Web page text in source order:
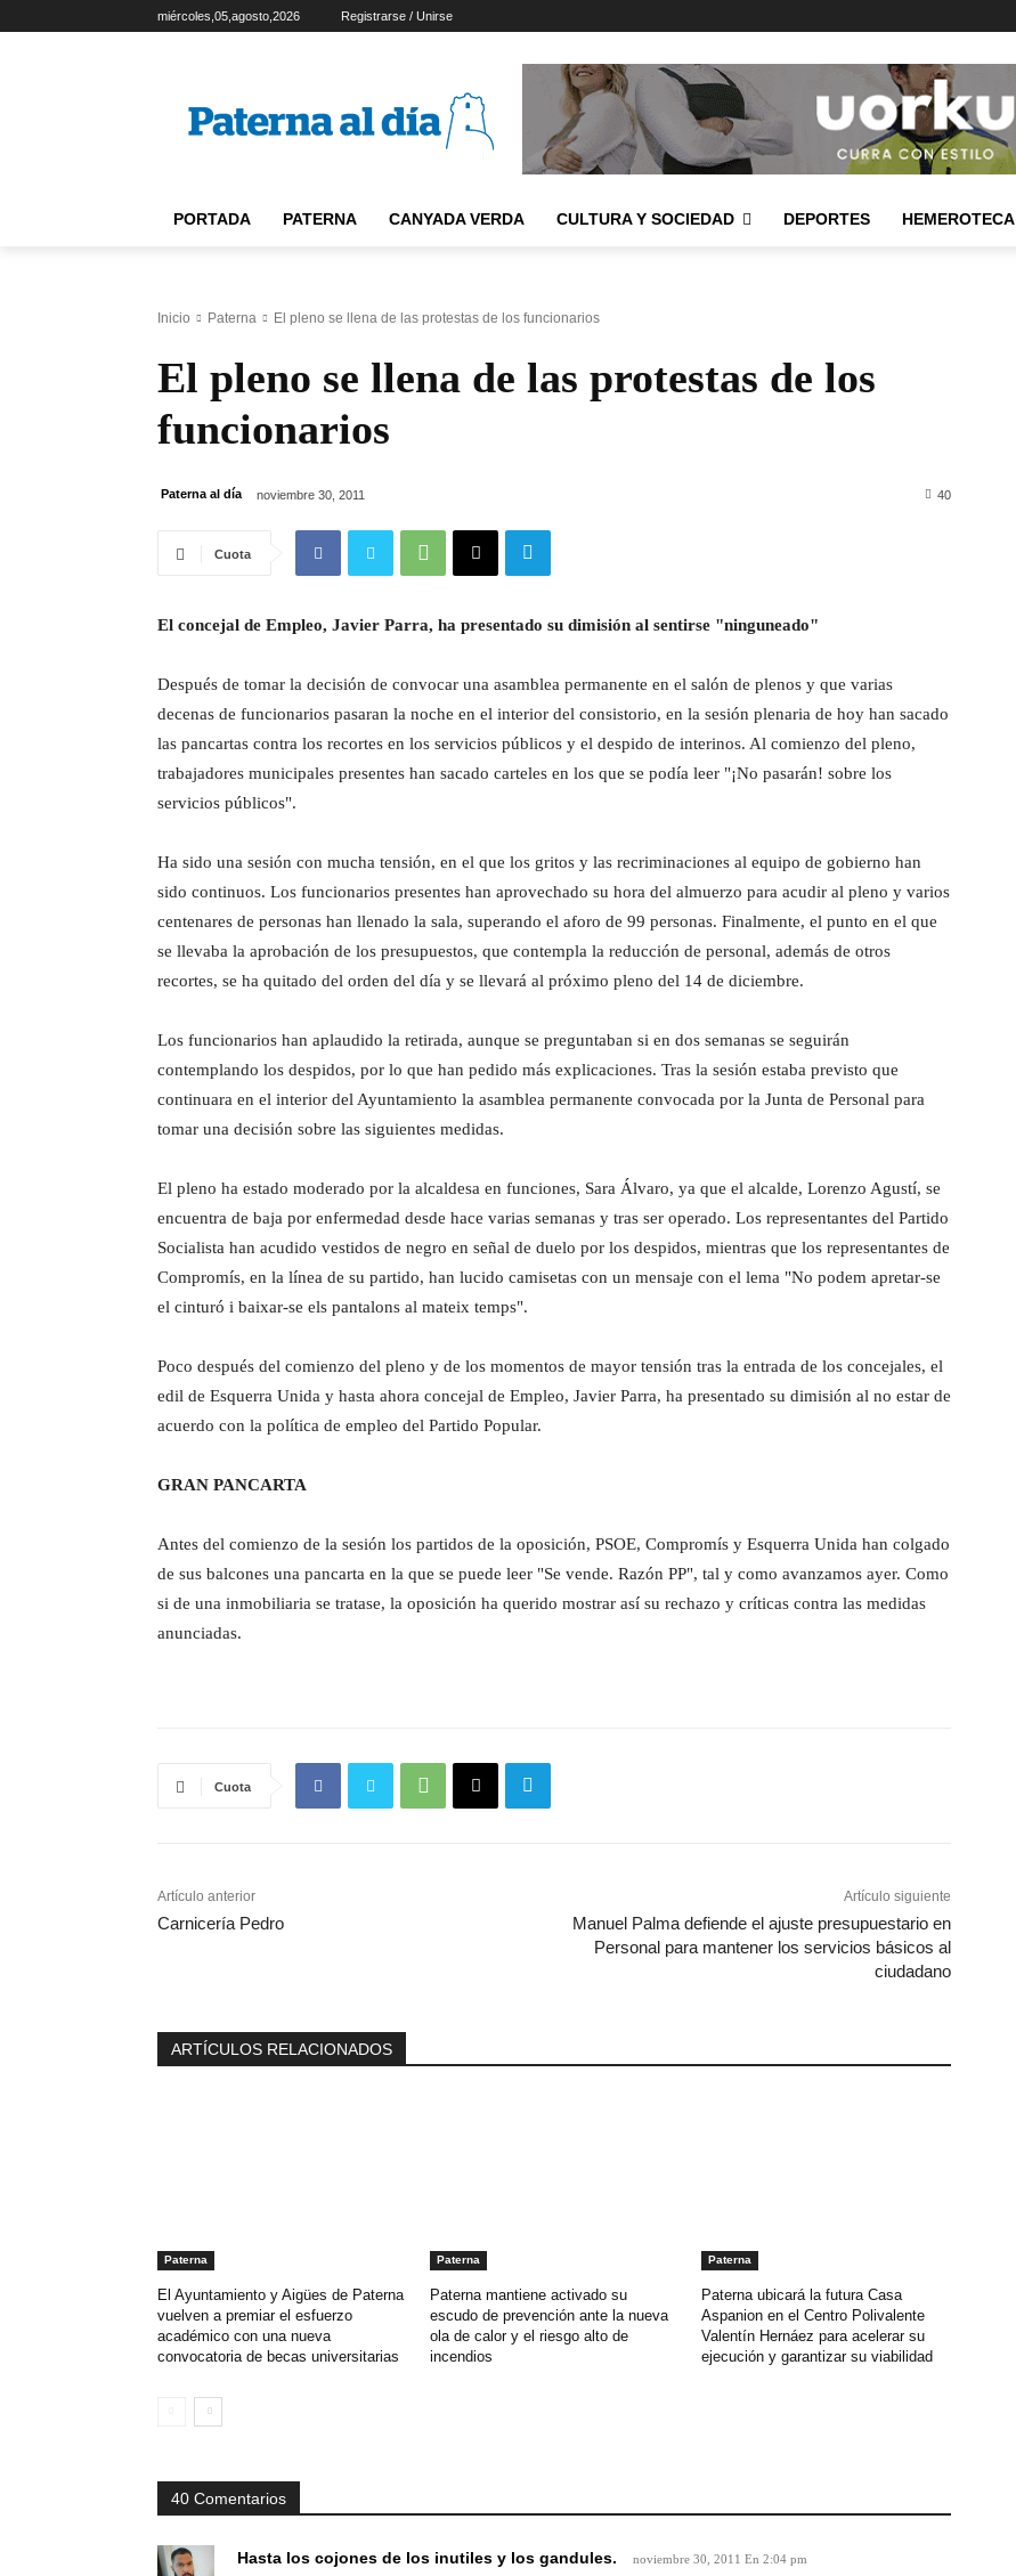
miércoles,05,agosto,2026 Registrarse / Unirse
PORTADA PATERNA CANYADA VERDA CULTURA Y SOCIEDAD DEPORTES HEMEROTECA
Inicio Paterna El pleno se llena de las protestas de los funcionarios
El pleno se llena de las protestas de los
funcionarios
Paterna al día noviembre 30, 2011 40
Cuota
El concejal de Empleo, Javier Parra, ha presentado su dimisión al sentirse "ninguneado"
Después de tomar la decisión de convocar una asamblea permanente en el salón de plenos y que varias
decenas de funcionarios pasaran la noche en el interior del consistorio, en la sesión plenaria de hoy han sacado
las pancartas contra los recortes en los servicios públicos y el despido de interinos. Al comienzo del pleno,
trabajadores municipales presentes han sacado carteles en los que se podía leer "¡No pasarán! sobre los
servicios públicos".
Ha sido una sesión con mucha tensión, en el que los gritos y las recriminaciones al equipo de gobierno han
sido continuos. Los funcionarios presentes han aprovechado su hora del almuerzo para acudir al pleno y varios
centenares de personas han llenado la sala, superando el aforo de 99 personas. Finalmente, el punto en el que
se llevaba la aprobación de los presupuestos, que contempla la reducción de personal, además de otros
recortes, se ha quitado del orden del día y se llevará al próximo pleno del 14 de diciembre.
Los funcionarios han aplaudido la retirada, aunque se preguntaban si en dos semanas se seguirán
contemplando los despidos, por lo que han pedido más explicaciones. Tras la sesión estaba previsto que
continuara en el interior del Ayuntamiento la asamblea permanente convocada por la Junta de Personal para
tomar una decisión sobre las siguientes medidas.
El pleno ha estado moderado por la alcaldesa en funciones, Sara Álvaro, ya que el alcalde, Lorenzo Agustí, se
encuentra de baja por enfermedad desde hace varias semanas y tras ser operado. Los representantes del Partido
Socialista han acudido vestidos de negro en señal de duelo por los despidos, mientras que los representantes de
Compromís, en la línea de su partido, han lucido camisetas con un mensaje con el lema "No podem apretar-se
el cinturó i baixar-se els pantalons al mateix temps".
Poco después del comienzo del pleno y de los momentos de mayor tensión tras la entrada de los concejales, el
edil de Esquerra Unida y hasta ahora concejal de Empleo, Javier Parra, ha presentado su dimisión al no estar de
acuerdo con la política de empleo del Partido Popular.
GRAN PANCARTA
Antes del comienzo de la sesión los partidos de la oposición, PSOE, Compromís y Esquerra Unida han colgado
de sus balcones una pancarta en la que se puede leer "Se vende. Razón PP", tal y como avanzamos ayer. Como
si de una inmobiliaria se tratase, la oposición ha querido mostrar así su rechazo y críticas contra las medidas
anunciadas.
Cuota
Artículo anterior
Carnicería Pedro
Artículo siguiente
Manuel Palma defiende el ajuste presupuestario en
Personal para mantener los servicios básicos al
ciudadano
ARTÍCULOS RELACIONADOS
Paterna
El Ayuntamiento y Aigües de Paterna
vuelven a premiar el esfuerzo
académico con una nueva
convocatoria de becas universitarias
Paterna
Paterna mantiene activado su
escudo de prevención ante la nueva
ola de calor y el riesgo alto de
incendios
Paterna
Paterna ubicará la futura Casa
Aspanion en el Centro Polivalente
Valentín Hernáez para acelerar su
ejecución y garantizar su viabilidad
40 Comentarios
Hasta los cojones de los inutiles y los gandules. noviembre 30, 2011 En 2:04 pm